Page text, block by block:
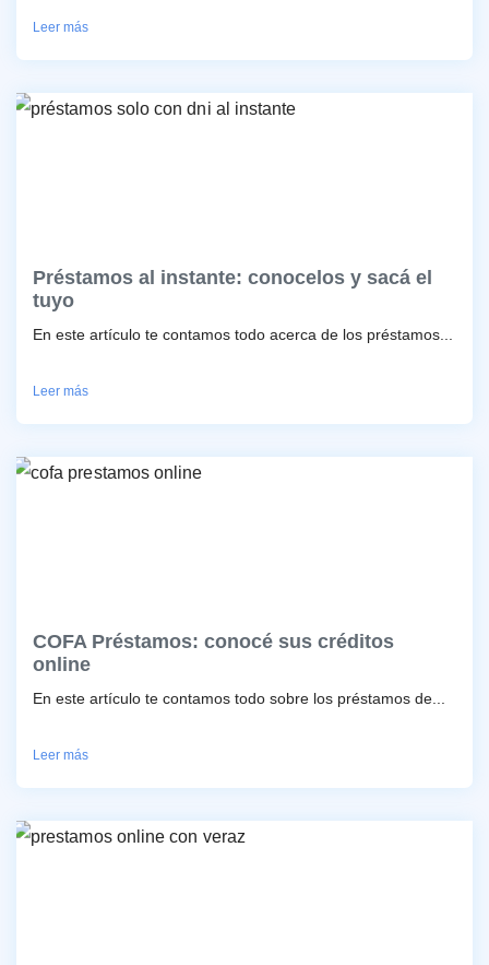
Leer más
Préstamos al instante: conocelos y sacá el
tuyo
En este artículo te contamos todo acerca de los préstamos...
Leer más
COFA Préstamos: conocé sus créditos
online
En este artículo te contamos todo sobre los préstamos de...
Leer más